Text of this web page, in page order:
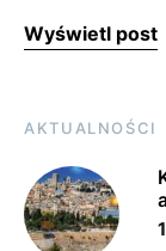
Wyświetl post
AKTUALNOŚCI